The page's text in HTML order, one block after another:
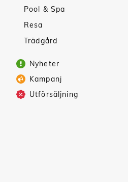
Pool & Spa
Resa
Trädgård
Nyheter
Kampanj
Utförsäljning